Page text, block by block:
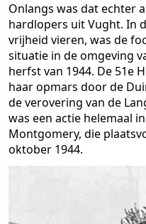
Onlangs was dat echter
hardlopers uit Vught. In
vrijheid vieren, was de
situatie in de omgeving
herfst van 1944. De 51e
haar opmars door de
de verovering van de
was een actie helemaal
Montgomery, die
oktober 1944.